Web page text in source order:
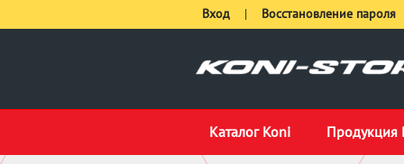
Каталог Koni Продукция
Вход | Восстановление пароля